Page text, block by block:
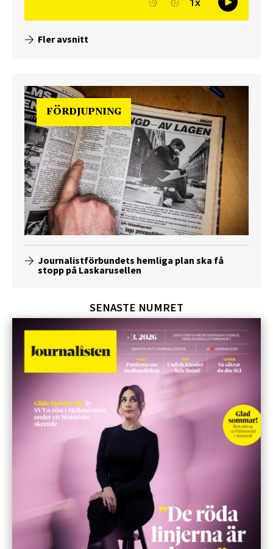
Fler avsnitt
FÖRDJUPNING
Journalistförbundets hemliga plan ska få
stopp på Laskarusellen
SENASTE NUMRET